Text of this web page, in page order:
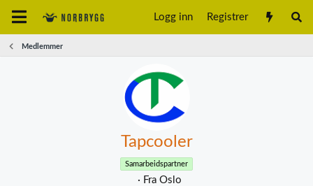
Logg inn Registrer
Medlemmer
Tapcooler
Samarbeidspartner
· Fra Oslo